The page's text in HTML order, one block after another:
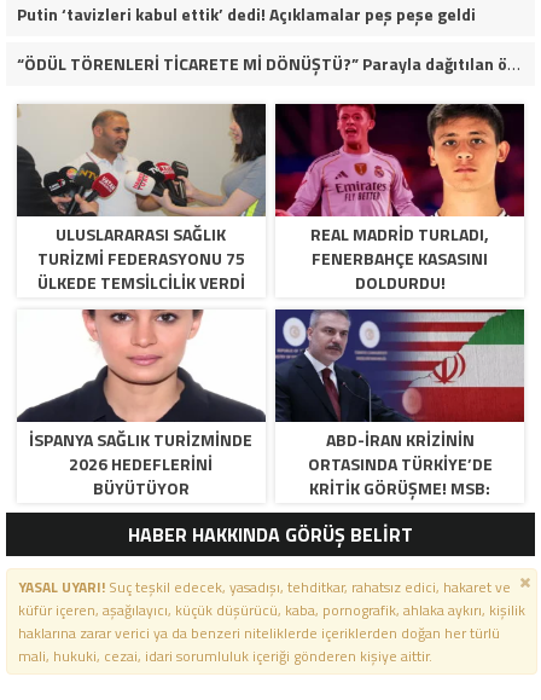
Putin ‘tavizleri kabul ettik’ dedi! Açıklamalar peş peşe geldi
“ÖDÜL TÖRENLERİ TİCARETE Mİ DÖNÜŞTÜ?” Parayla dağıtılan ödüller iddiası gündemde!
ULUSLARARASI SAĞLIK
TURIZMI FEDERASYONU 75
ÜLKEDE TEMSILCILIK VERDI
REAL MADRID TURLADI,
FENERBAHÇE KASASINI
DOLDURDU!
İSPANYA SAĞLIK TURIZMINDE
2026 HEDEFLERINI
BÜYÜTÜYOR
ABD-İRAN KRIZININ
ORTASINDA TÜRKIYE’DE
KRITIK GÖRÜŞME! MSB:
“BÖLGEDE ÇATIŞMA
ISTEMIYORUZ”
HABER HAKKINDA GÖRÜŞ BELİRT
YASAL UYARI!Suç teşkil edecek, yasadışı, tehditkar, rahatsız edici, hakaret ve
küfür içeren, aşağılayıcı, küçük düşürücü, kaba, pornografik, ahlaka aykırı, kişilik
haklarına zarar verici ya da benzeri niteliklerde içeriklerden doğan her türlü
mali, hukuki, cezai, idari sorumluluk içeriği gönderen kişiye aittir.